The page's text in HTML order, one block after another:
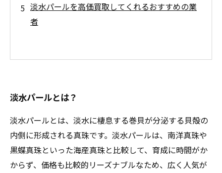
淡水パールを高価買取してくれるおすすめの業
者
淡水パールとは？
淡水パールとは、淡水に棲息する巻貝が分泌する貝殻の
内側に形成される真珠です。淡水パールは、南洋真珠や
黒蝶真珠といった海産真珠と比較して、育成に時間がか
からず、価格も比較的リーズナブルなため、広く人気が